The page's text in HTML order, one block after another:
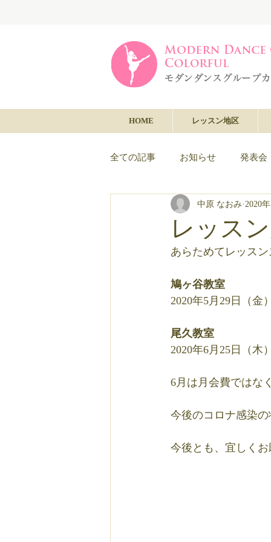
HOME レッスン地区
全ての記事 お知らせ 発表会
レッス
中原 なおみ 2020
あらためてレッス
鳩ヶ谷教室
2020年5月29日（金
尾久教室
2020年6月25日（木
6月は月会費ではな
今後のコロナ感染
今後とも、宜しく